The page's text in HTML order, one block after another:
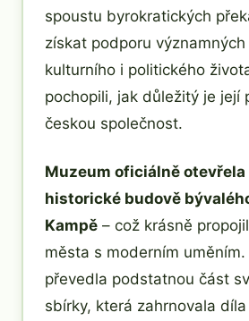
spoustu byrokratických
získat podporu
kulturního i politického
pochopili, jak důležitý je její
českou společnost.
Muzeum oficiálně otevřela
historické budově
Kampě – což krásně
města s moderním uměním.
převedla podstatnou část
sbírky, která zahrnovala